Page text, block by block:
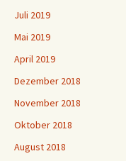
Juli 2019
Mai 2019
April 2019
Dezember 2018
November 2018
Oktober 2018
August 2018